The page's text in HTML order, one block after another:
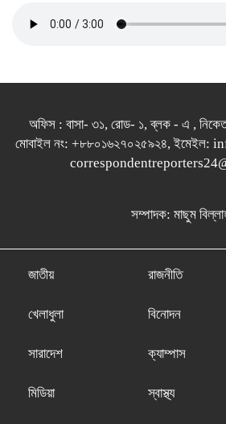
অফিস : বাসা- ৩১, রোড- ১, ব্লক - এ ,
মোবাইল নং: +৮৮০১৬২৭০২৫৯২৪, ইমেইল:
সম্পাদক: মাছুম
জাতীয় রাজনীতি
খেলাধুলা বিনোদন
সারাদেশ ক্যাম্পাস
মিডিয়া স্বাস্থ্য